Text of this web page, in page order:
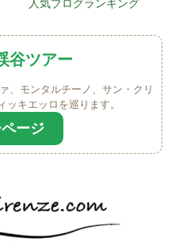
人気ブログランキング
谷ツアー
、モンタルチーノ、サン・クリ
キエッロを巡ります。
ージ